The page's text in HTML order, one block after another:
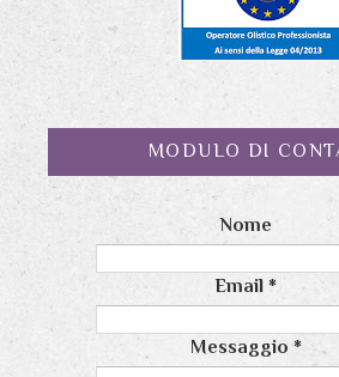
MODULO DI
Nome
Email*
Messaggio *